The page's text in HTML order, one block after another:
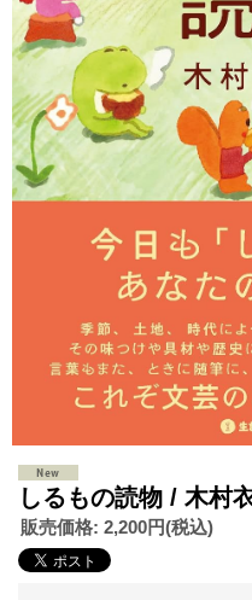
しるもの読物 / 木村
販売価格: 2,200円(税込)